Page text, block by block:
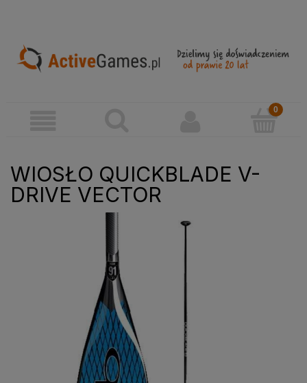
WIOSŁO QUICKBLADE V-
DRIVE VECTOR